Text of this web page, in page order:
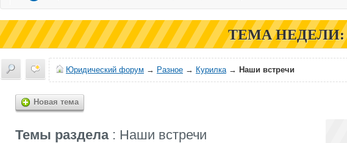
ТЕМА НЕДЕЛИ:
Юридический форум → Разное → Курилка→ Наши встречи
Новая тема
Темы раздела: Наши встречи